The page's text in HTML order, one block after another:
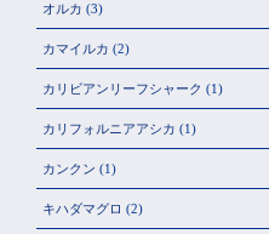
オルカ (3)
カマイルカ (2)
カリビアンリーフシャーク (1)
カリフォルニアアシカ (1)
カンクン (1)
キハダマグロ (2)